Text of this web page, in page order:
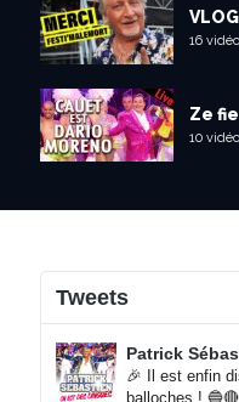
VLOG
16
Ze
10
Tweets
Patrick
🎉 Il est enfin
balloches ! 🔵🔴